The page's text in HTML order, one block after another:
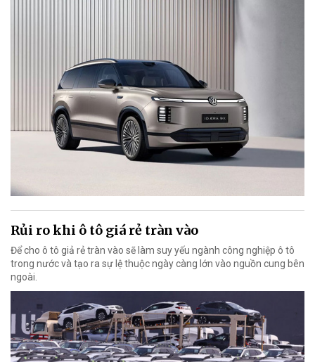
Rủi ro khi ô tô giá rẻ tràn vào
Để cho ô tô giả rẻ tràn vào sẽ làm suy yếu ngành công nghiệp ô tô
trong nước và tạo ra sự lệ thuộc ngày càng lớn vào nguồn cung bên
ngoài.